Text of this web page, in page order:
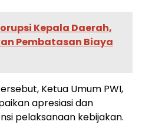
Kepala Daerah,
Pembatasan Biaya
Ketua Umum PWI,
apresiasi dan
pelaksanaan kebijakan.